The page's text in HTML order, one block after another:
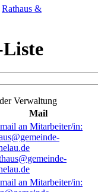
Rathaus &
Verwaltung
Mail